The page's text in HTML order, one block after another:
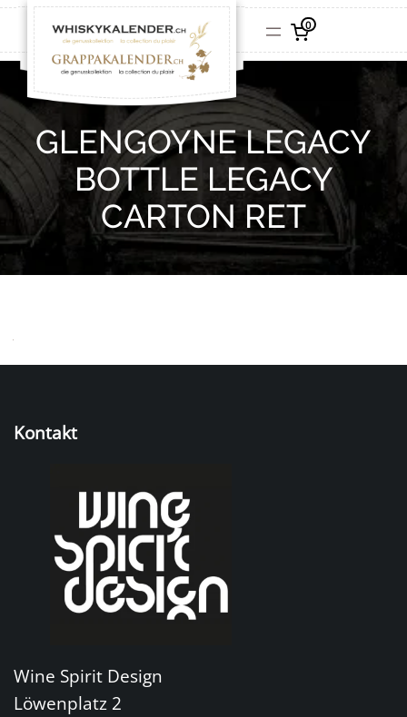
0
GLENGOYNE LEGACY
BOTTLE LEGACY
CARTON RET
Kontakt
Wine Spirit Design
Löwenplatz 2